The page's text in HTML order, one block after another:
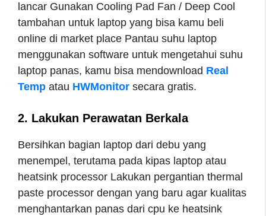
lancar Gunakan Cooling Pad Fan / Deep Cool
tambahan untuk laptop yang bisa kamu beli
online di market place Pantau suhu laptop
menggunakan software untuk mengetahui suhu
laptop panas, kamu bisa mendownload Real
Temp atau HWMonitor secara gratis.
2. Lakukan Perawatan Berkala
Bersihkan bagian laptop dari debu yang
menempel, terutama pada kipas laptop atau
heatsink processor Lakukan pergantian thermal
paste processor dengan yang baru agar kualitas
menghantarkan panas dari cpu ke heatsink